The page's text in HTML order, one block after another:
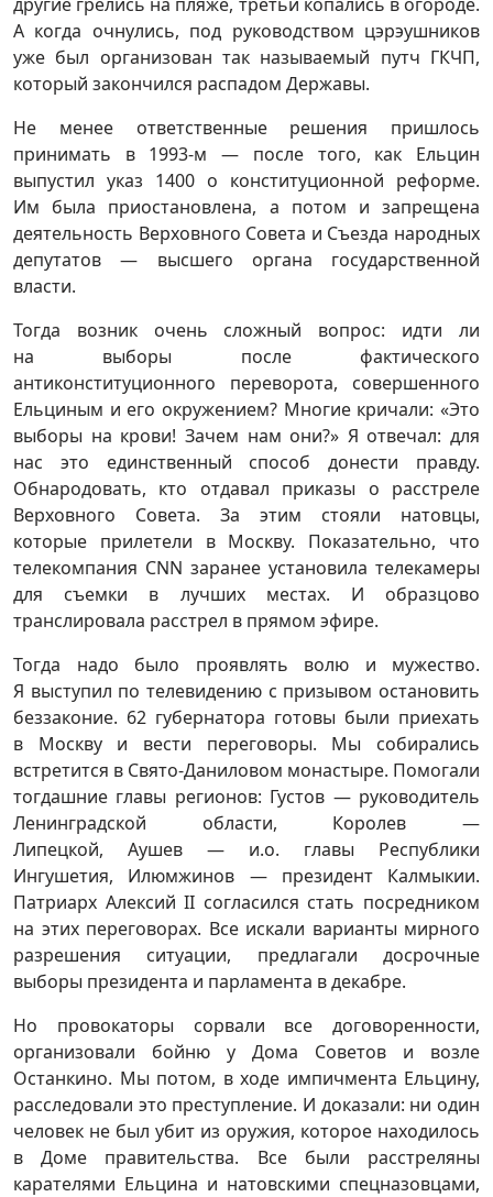
А когда очнулись, под руководством цэрэушников
уже был организован так называемый путч ГКЧП,
который закончился распадом Державы.
Не менее ответственные решения пришлось
принимать в 1993-м — после того, как Ельцин
выпустил указ 1400 о конституционной реформе.
Им была приостановлена, а потом и запрещена
деятельность Верховного Совета и Съезда народных
депутатов — высшего органа государственной
власти.
Тогда возник очень сложный вопрос: идти ли
на выборы после фактического
антиконституционного переворота, совершенного
Ельциным и его окружением? Многие кричали: «Это
выборы на крови! Зачем нам они?» Я отвечал: для
нас это единственный способ донести правду.
Обнародовать, кто отдавал приказы о расстреле
Верховного Совета. За этим стояли натовцы,
которые прилетели в Москву. Показательно, что
телекомпания CNN заранее установила телекамеры
для съемки в лучших местах. И образцово
транслировала расстрел в прямом эфире.
Тогда надо было проявлять волю и мужество.
Я выступил по телевидению с призывом остановить
беззаконие. 62 губернатора готовы были приехать
в Москву и вести переговоры. Мы собирались
встретится в Свято-Даниловом монастыре. Помогали
тогдашние главы регионов: Густов — руководитель
Ленинградской области, Королев —
Липецкой, Аушев — и.о. главы Республики
Ингушетия, Илюмжинов — президент Калмыкии.
Патриарх Алексий II согласился стать посредником
на этих переговорах. Все искали варианты мирного
разрешения ситуации, предлагали досрочные
выборы президента и парламента в декабре.
Но провокаторы сорвали все договоренности,
организовали бойню у Дома Советов и возле
Останкино. Мы потом, в ходе импичмента Ельцину,
расследовали это преступление. И доказали: ни один
человек не был убит из оружия, которое находилось
в Доме правительства. Все были расстреляны
карателями Ельцина и натовскими спецназовцами,